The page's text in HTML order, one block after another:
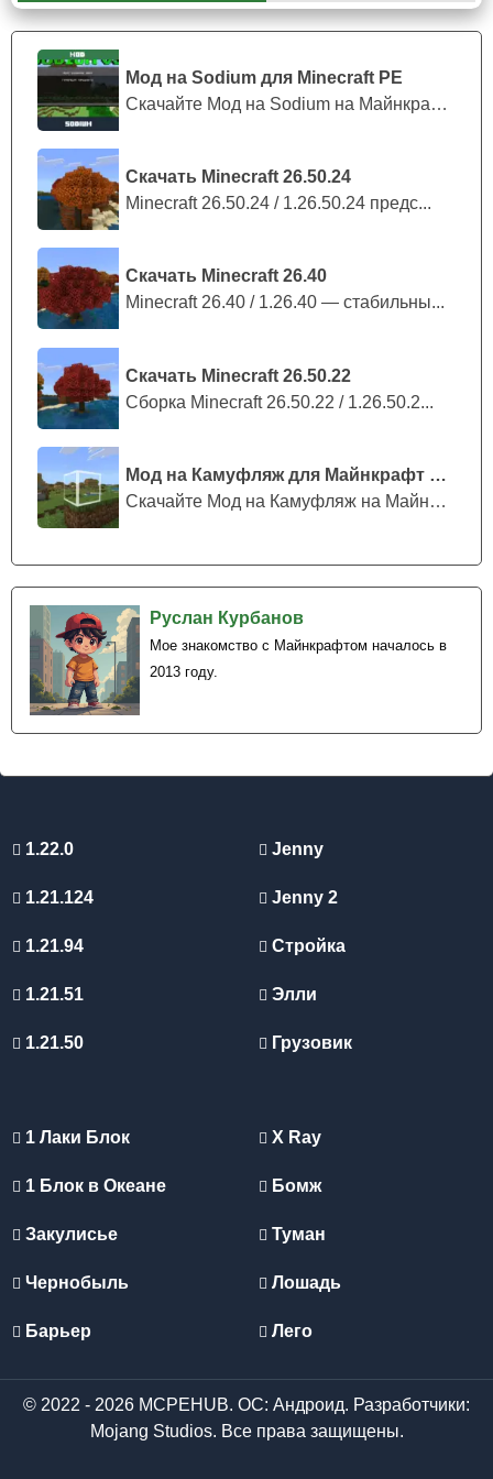
Мод на Sodium для Minecraft PE
Скачайте Мод на Sodium на Майнкрафт П...
Скачать Minecraft 26.50.24
Minecraft 26.50.24 / 1.26.50.24 предс...
Скачать Minecraft 26.40
Minecraft 26.40 / 1.26.40 — стабильны...
Скачать Minecraft 26.50.22
Сборка Minecraft 26.50.22 / 1.26.50.2...
Мод на Камуфляж для Майнкрафт ПЕ
Скачайте Мод на Камуфляж на Майнкрафт...
Руслан Курбанов
Мое знакомство с Майнкрафтом началось в
2013 году.
Не забыл автор мода на Хэллоуин для Minecraft PE и про
боссов. Все эти мобы весьма опасны так как обладают
чудовищным здоровьем и атакой и могут запросто
разобраться с главным героем
бросается огромными снежными валунами, которые
сносят всё хп неподготовленному юзеру.
Перед битвой с боссами стоит запастись золотыми
яблоками.
1.22.0
1.21.124
1.21.94
1.21.51
1.21.50
Jenny
Jenny 2
Стройка
Элли
Грузовик
1 Лаки Блок
1 Блок в Океане
Закулисье
Чернобыль
Барьер
X Ray
Бомж
Туман
Лошадь
Лего
© 2022 - 2026 MCPEHUB. ОС: Андроид. Разработчики:
Mojang Studios. Все права защищены.